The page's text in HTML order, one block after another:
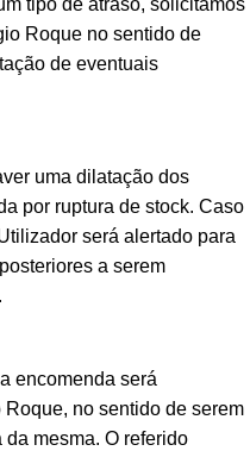
tipo de atraso, solicitamos
Roque no sentido de
de eventuais
uma dilatação dos
por ruptura de stock. Caso
será alertado para
a serem
encomenda será
no sentido de serem
mesma. O referido